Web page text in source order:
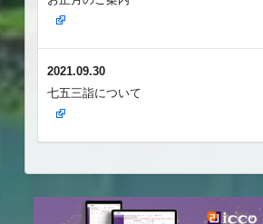
2021.09.30
七五三詣について